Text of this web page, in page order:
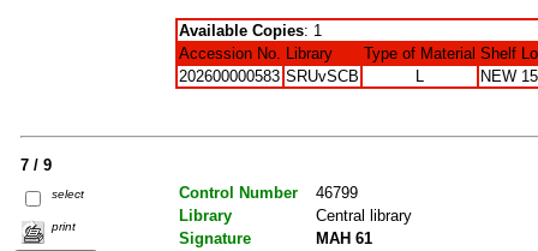
Available Copies: 1
Accession No. Library Type of Material Shelf
202600000583 SRUvSCB L NEW
7 / 9
select
print
Control Number
46799
Library
Central library
Signature
MAH 61